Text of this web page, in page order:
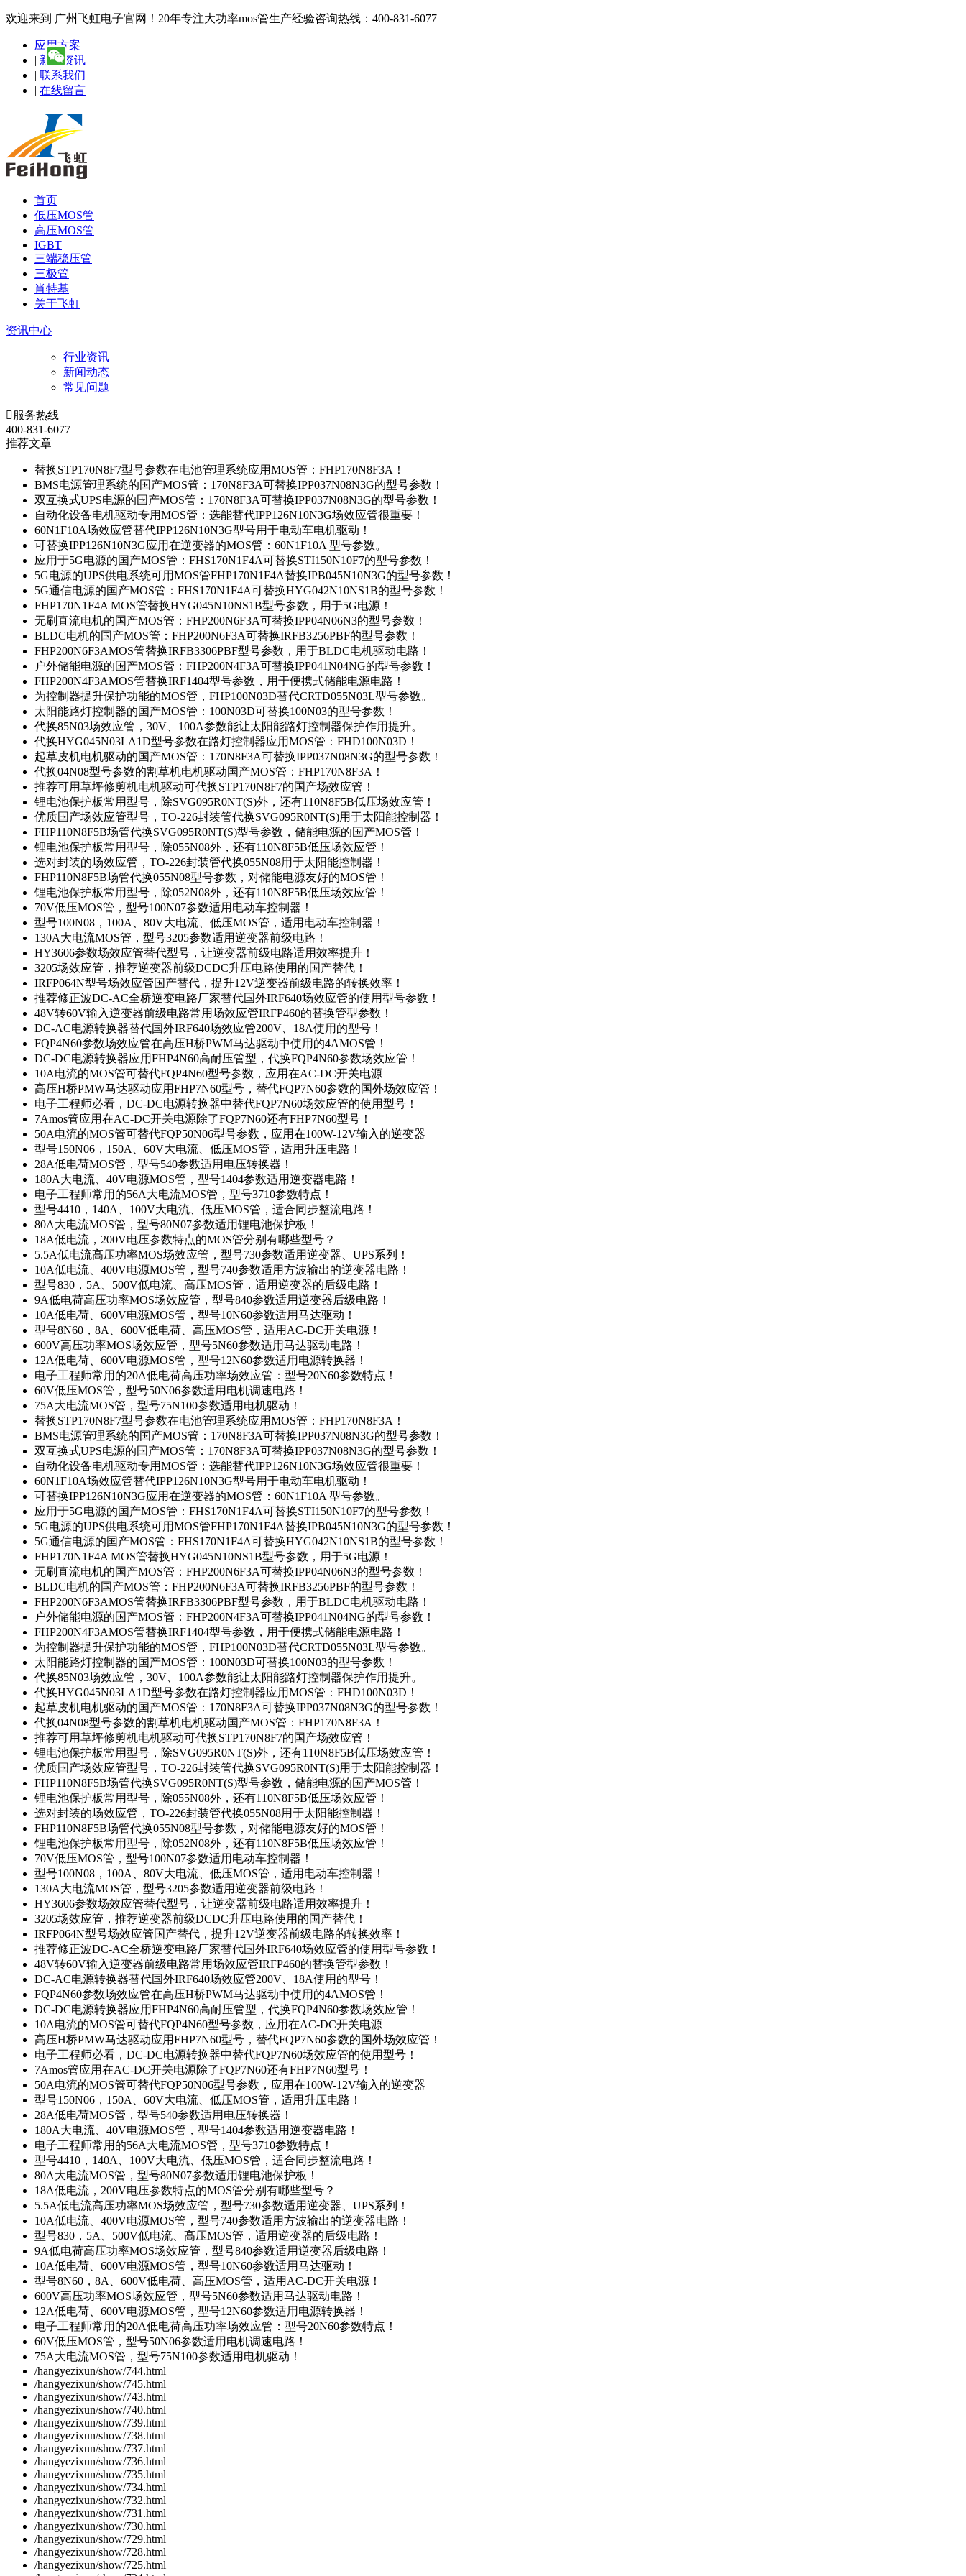
欢迎来到 广州飞虹电子官网！20年专注大功率mos管生产经验咨询热线：400-831-6077
应用方案
| 新闻资讯
| 联系我们
| 在线留言
首页
低压MOS管
高压MOS管
IGBT
三端稳压管
三极管
肖特基
关于飞虹
资讯中心
行业资讯
新闻动态
常见问题
 服务热线
400-831-6077
推荐文章
替换STP170N8F7型号参数在电池管理系统应用MOS管：FHP170N8F3A！
BMS电源管理系统的国产MOS管：170N8F3A可替换IPP037N08N3G的型号参数！
双互换式UPS电源的国产MOS管：170N8F3A可替换IPP037N08N3G的型号参数！
自动化设备电机驱动专用MOS管：选能替代IPP126N10N3G场效应管很重要！
60N1F10A场效应管替代IPP126N10N3G型号用于电动车电机驱动！
可替换IPP126N10N3G应用在逆变器的MOS管：60N1F10A 型号参数。
应用于5G电源的国产MOS管：FHS170N1F4A可替换STI150N10F7的型号参数！
5G电源的UPS供电系统可用MOS管FHP170N1F4A替换IPB045N10N3G的型号参数！
5G通信电源的国产MOS管：FHS170N1F4A可替换HYG042N10NS1B的型号参数！
FHP170N1F4A MOS管替换HYG045N10NS1B型号参数，用于5G电源！
无刷直流电机的国产MOS管：FHP200N6F3A可替换IPP04N06N3的型号参数！
BLDC电机的国产MOS管：FHP200N6F3A可替换IRFB3256PBF的型号参数！
FHP200N6F3AMOS管替换IRFB3306PBF型号参数，用于BLDC电机驱动电路！
户外储能电源的国产MOS管：FHP200N4F3A可替换IPP041N04NG的型号参数！
FHP200N4F3AMOS管替换IRF1404型号参数，用于便携式储能电源电路！
为控制器提升保护功能的MOS管，FHP100N03D替代CRTD055N03L型号参数。
太阳能路灯控制器的国产MOS管：100N03D可替换100N03的型号参数！
代换85N03场效应管，30V、100A参数能让太阳能路灯控制器保护作用提升。
代换HYG045N03LA1D型号参数在路灯控制器应用MOS管：FHD100N03D！
起草皮机电机驱动的国产MOS管：170N8F3A可替换IPP037N08N3G的型号参数！
代换04N08型号参数的割草机电机驱动国产MOS管：FHP170N8F3A！
推荐可用草坪修剪机电机驱动可代换STP170N8F7的国产场效应管！
锂电池保护板常用型号，除SVG095R0NT(S)外，还有110N8F5B低压场效应管！
优质国产场效应管型号，TO-226封装管代换SVG095R0NT(S)用于太阳能控制器！
FHP110N8F5B场管代换SVG095R0NT(S)型号参数，储能电源的国产MOS管！
锂电池保护板常用型号，除055N08外，还有110N8F5B低压场效应管！
选对封装的场效应管，TO-226封装管代换055N08用于太阳能控制器！
FHP110N8F5B场管代换055N08型号参数，对储能电源友好的MOS管！
锂电池保护板常用型号，除052N08外，还有110N8F5B低压场效应管！
70V低压MOS管，型号100N07参数适用电动车控制器！
型号100N08，100A、80V大电流、低压MOS管，适用电动车控制器！
130A大电流MOS管，型号3205参数适用逆变器前级电路！
HY3606参数场效应管替代型号，让逆变器前级电路适用效率提升！
3205场效应管，推荐逆变器前级DCDC升压电路使用的国产替代！
IRFP064N型号场效应管国产替代，提升12V逆变器前级电路的转换效率！
推荐修正波DC-AC全桥逆变电路厂家替代国外IRF640场效应管的使用型号参数！
48V转60V输入逆变器前级电路常用场效应管IRFP460的替换管型参数！
DC-AC电源转换器替代国外IRF640场效应管200V、18A使用的型号！
FQP4N60参数场效应管在高压H桥PWM马达驱动中使用的4AMOS管！
DC-DC电源转换器应用FHP4N60高耐压管型，代换FQP4N60参数场效应管！
10A电流的MOS管可替代FQP4N60型号参数，应用在AC-DC开关电源
高压H桥PMW马达驱动应用FHP7N60型号，替代FQP7N60参数的国外场效应管！
电子工程师必看，DC-DC电源转换器中替代FQP7N60场效应管的使用型号！
7Amos管应用在AC-DC开关电源除了FQP7N60还有FHP7N60型号！
50A电流的MOS管可替代FQP50N06型号参数，应用在100W-12V输入的逆变器
型号150N06，150A、60V大电流、低压MOS管，适用升压电路！
28A低电荷MOS管，型号540参数适用电压转换器！
180A大电流、40V电源MOS管，型号1404参数适用逆变器电路！
电子工程师常用的56A大电流MOS管，型号3710参数特点！
型号4410，140A、100V大电流、低压MOS管，适合同步整流电路！
80A大电流MOS管，型号80N07参数适用锂电池保护板！
18A低电流，200V电压参数特点的MOS管分别有哪些型号？
5.5A低电流高压功率MOS场效应管，型号730参数适用逆变器、UPS系列！
10A低电流、400V电源MOS管，型号740参数适用方波输出的逆变器电路！
型号830，5A、500V低电流、高压MOS管，适用逆变器的后级电路！
9A低电荷高压功率MOS场效应管，型号840参数适用逆变器后级电路！
10A低电荷、600V电源MOS管，型号10N60参数适用马达驱动！
型号8N60，8A、600V低电荷、高压MOS管，适用AC-DC开关电源！
600V高压功率MOS场效应管，型号5N60参数适用马达驱动电路！
12A低电荷、600V电源MOS管，型号12N60参数适用电源转换器！
电子工程师常用的20A低电荷高压功率场效应管：型号20N60参数特点！
60V低压MOS管，型号50N06参数适用电机调速电路！
75A大电流MOS管，型号75N100参数适用电机驱动！
替换STP170N8F7型号参数在电池管理系统应用MOS管：FHP170N8F3A！
BMS电源管理系统的国产MOS管：170N8F3A可替换IPP037N08N3G的型号参数！
双互换式UPS电源的国产MOS管：170N8F3A可替换IPP037N08N3G的型号参数！
自动化设备电机驱动专用MOS管：选能替代IPP126N10N3G场效应管很重要！
60N1F10A场效应管替代IPP126N10N3G型号用于电动车电机驱动！
可替换IPP126N10N3G应用在逆变器的MOS管：60N1F10A 型号参数。
应用于5G电源的国产MOS管：FHS170N1F4A可替换STI150N10F7的型号参数！
5G电源的UPS供电系统可用MOS管FHP170N1F4A替换IPB045N10N3G的型号参数！
5G通信电源的国产MOS管：FHS170N1F4A可替换HYG042N10NS1B的型号参数！
FHP170N1F4A MOS管替换HYG045N10NS1B型号参数，用于5G电源！
无刷直流电机的国产MOS管：FHP200N6F3A可替换IPP04N06N3的型号参数！
BLDC电机的国产MOS管：FHP200N6F3A可替换IRFB3256PBF的型号参数！
FHP200N6F3AMOS管替换IRFB3306PBF型号参数，用于BLDC电机驱动电路！
户外储能电源的国产MOS管：FHP200N4F3A可替换IPP041N04NG的型号参数！
FHP200N4F3AMOS管替换IRF1404型号参数，用于便携式储能电源电路！
为控制器提升保护功能的MOS管，FHP100N03D替代CRTD055N03L型号参数。
太阳能路灯控制器的国产MOS管：100N03D可替换100N03的型号参数！
代换85N03场效应管，30V、100A参数能让太阳能路灯控制器保护作用提升。
代换HYG045N03LA1D型号参数在路灯控制器应用MOS管：FHD100N03D！
起草皮机电机驱动的国产MOS管：170N8F3A可替换IPP037N08N3G的型号参数！
代换04N08型号参数的割草机电机驱动国产MOS管：FHP170N8F3A！
推荐可用草坪修剪机电机驱动可代换STP170N8F7的国产场效应管！
锂电池保护板常用型号，除SVG095R0NT(S)外，还有110N8F5B低压场效应管！
优质国产场效应管型号，TO-226封装管代换SVG095R0NT(S)用于太阳能控制器！
FHP110N8F5B场管代换SVG095R0NT(S)型号参数，储能电源的国产MOS管！
锂电池保护板常用型号，除055N08外，还有110N8F5B低压场效应管！
选对封装的场效应管，TO-226封装管代换055N08用于太阳能控制器！
FHP110N8F5B场管代换055N08型号参数，对储能电源友好的MOS管！
锂电池保护板常用型号，除052N08外，还有110N8F5B低压场效应管！
70V低压MOS管，型号100N07参数适用电动车控制器！
型号100N08，100A、80V大电流、低压MOS管，适用电动车控制器！
130A大电流MOS管，型号3205参数适用逆变器前级电路！
HY3606参数场效应管替代型号，让逆变器前级电路适用效率提升！
3205场效应管，推荐逆变器前级DCDC升压电路使用的国产替代！
IRFP064N型号场效应管国产替代，提升12V逆变器前级电路的转换效率！
推荐修正波DC-AC全桥逆变电路厂家替代国外IRF640场效应管的使用型号参数！
48V转60V输入逆变器前级电路常用场效应管IRFP460的替换管型参数！
DC-AC电源转换器替代国外IRF640场效应管200V、18A使用的型号！
FQP4N60参数场效应管在高压H桥PWM马达驱动中使用的4AMOS管！
DC-DC电源转换器应用FHP4N60高耐压管型，代换FQP4N60参数场效应管！
10A电流的MOS管可替代FQP4N60型号参数，应用在AC-DC开关电源
高压H桥PMW马达驱动应用FHP7N60型号，替代FQP7N60参数的国外场效应管！
电子工程师必看，DC-DC电源转换器中替代FQP7N60场效应管的使用型号！
7Amos管应用在AC-DC开关电源除了FQP7N60还有FHP7N60型号！
50A电流的MOS管可替代FQP50N06型号参数，应用在100W-12V输入的逆变器
型号150N06，150A、60V大电流、低压MOS管，适用升压电路！
28A低电荷MOS管，型号540参数适用电压转换器！
180A大电流、40V电源MOS管，型号1404参数适用逆变器电路！
电子工程师常用的56A大电流MOS管，型号3710参数特点！
型号4410，140A、100V大电流、低压MOS管，适合同步整流电路！
80A大电流MOS管，型号80N07参数适用锂电池保护板！
18A低电流，200V电压参数特点的MOS管分别有哪些型号？
5.5A低电流高压功率MOS场效应管，型号730参数适用逆变器、UPS系列！
10A低电流、400V电源MOS管，型号740参数适用方波输出的逆变器电路！
型号830，5A、500V低电流、高压MOS管，适用逆变器的后级电路！
9A低电荷高压功率MOS场效应管，型号840参数适用逆变器后级电路！
10A低电荷、600V电源MOS管，型号10N60参数适用马达驱动！
型号8N60，8A、600V低电荷、高压MOS管，适用AC-DC开关电源！
600V高压功率MOS场效应管，型号5N60参数适用马达驱动电路！
12A低电荷、600V电源MOS管，型号12N60参数适用电源转换器！
电子工程师常用的20A低电荷高压功率场效应管：型号20N60参数特点！
60V低压MOS管，型号50N06参数适用电机调速电路！
75A大电流MOS管，型号75N100参数适用电机驱动！
/hangyezixun/show/744.html
/hangyezixun/show/745.html
/hangyezixun/show/743.html
/hangyezixun/show/740.html
/hangyezixun/show/739.html
/hangyezixun/show/738.html
/hangyezixun/show/737.html
/hangyezixun/show/736.html
/hangyezixun/show/735.html
/hangyezixun/show/734.html
/hangyezixun/show/732.html
/hangyezixun/show/731.html
/hangyezixun/show/730.html
/hangyezixun/show/729.html
/hangyezixun/show/728.html
/hangyezixun/show/725.html